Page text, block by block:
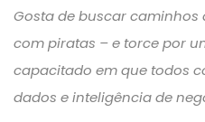
Gosta de buscar caminhos
com piratas – e torce por
capacitado em que todos
dados e inteligência de